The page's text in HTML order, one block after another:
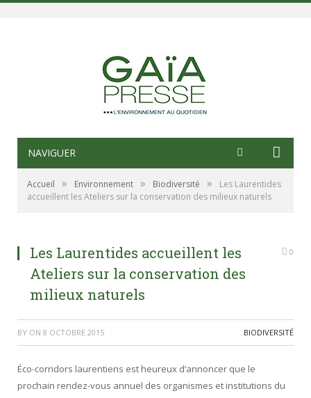
NAVIGUER
Accueil » Environnement » Biodiversité »
Les Laurentides
accueillent les Ateliers sur la conservation des milieux naturels
Les Laurentides accueillent les
Ateliers sur la conservation des
milieux naturels
0
BY ON 8 OCTOBRE 2015 BIODIVERSITÉ
Éco-corridors laurentiens est heureux d’annoncer que le
prochain rendez-vous annuel des organismes et institutions du